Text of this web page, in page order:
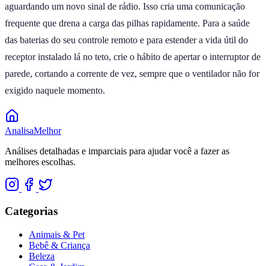
aguardando um novo sinal de rádio. Isso cria uma comunicação
frequente que drena a carga das pilhas rapidamente. Para a saúde
das baterias do seu controle remoto e para estender a vida útil do
receptor instalado lá no teto, crie o hábito de apertar o interruptor de
parede, cortando a corrente de vez, sempre que o ventilador não for
exigido naquele momento.
AnalisaMelhor
Análises detalhadas e imparciais para ajudar você a fazer as
melhores escolhas.
Categorias
Animais & Pet
Bebê & Criança
Beleza